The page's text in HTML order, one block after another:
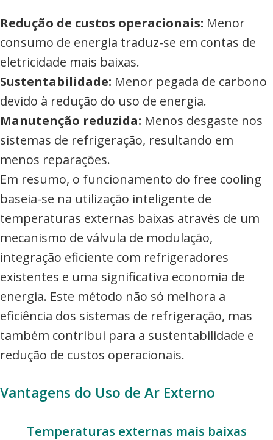
Redução de custos operacionais: Menor
consumo de energia traduz-se em contas de
eletricidade mais baixas.
Sustentabilidade: Menor pegada de carbono
devido à redução do uso de energia.
Manutenção reduzida: Menos desgaste nos
sistemas de refrigeração, resultando em
menos reparações.
Em resumo, o funcionamento do free cooling
baseia-se na utilização inteligente de
temperaturas externas baixas através de um
mecanismo de válvula de modulação,
integração eficiente com refrigeradores
existentes e uma significativa economia de
energia. Este método não só melhora a
eficiência dos sistemas de refrigeração, mas
também contribui para a sustentabilidade e
redução de custos operacionais.
Vantagens do Uso de Ar Externo
Temperaturas externas mais baixas